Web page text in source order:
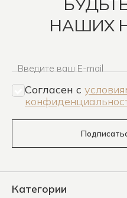
НАШИХ
Введите ваш E-mail
Согласен c
Категории